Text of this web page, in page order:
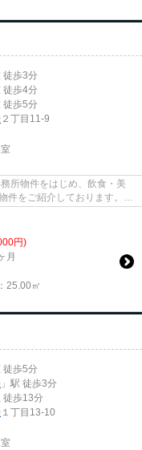
徒歩3分
徒歩4分
徒歩5分
２丁目11-9
所物件をはじめ、飲食・美
件をご紹介しております。
円)
月
25.00㎡
徒歩5分
」駅 徒歩3分
徒歩13分
１丁目13-10